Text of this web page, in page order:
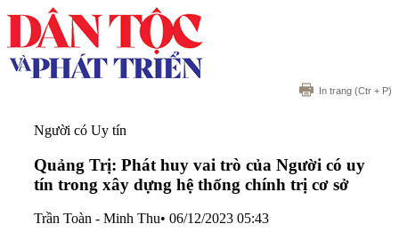
In trang (Ctr + P)
Người có Uy tín
Quảng Trị: Phát huy vai trò của Người có uy
tín trong xây dựng hệ thống chính trị cơ sở
Trần Toàn - Minh Thu• 06/12/2023 05:43